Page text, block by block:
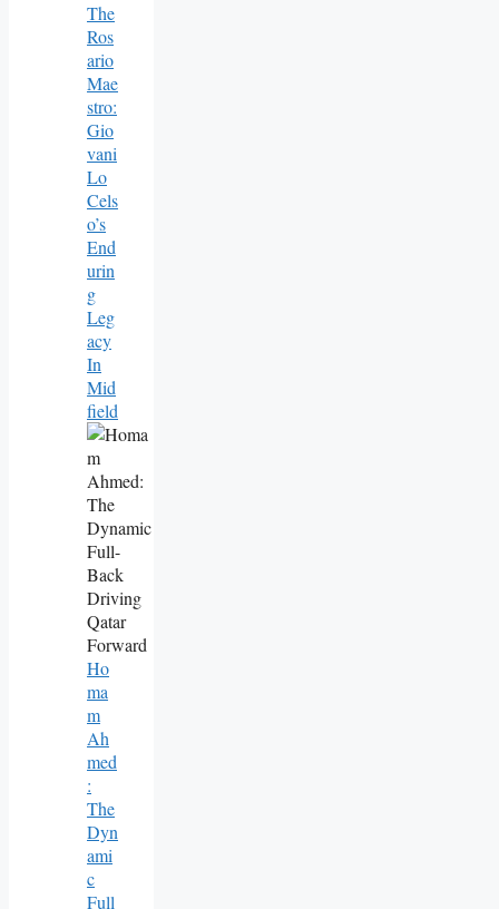
The
Ros
Ario
Mae
Stro:
Gio
Vani
Lo
Cels
O’s
End
Urin
G
Leg
Acy
In
Mid
Field
Ho
Ma
M
Ah
Med
:
The
Dyn
Ami
C
Full